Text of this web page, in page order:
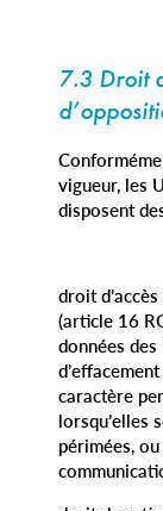
7.3 Droit
vigueur, les
disposent
droit
(article 16
données
caractère
lorsqu’elles
périmées,